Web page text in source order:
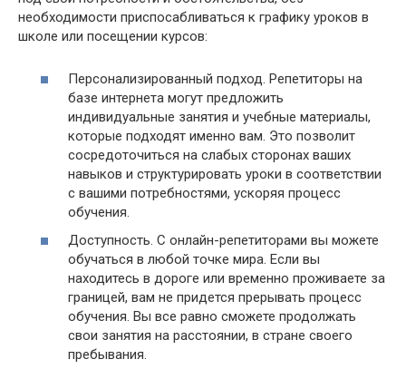
необходимости приспосабливаться к графику уроков в
школе или посещении курсов:
Персонализированный подход. Репетиторы на
базе интернета могут предложить
индивидуальные занятия и учебные материалы,
которые подходят именно вам. Это позволит
сосредоточиться на слабых сторонах ваших
навыков и структурировать уроки в соответствии
с вашими потребностями, ускоряя процесс
обучения.
Доступность. С онлайн-репетиторами вы можете
обучаться в любой точке мира. Если вы
находитесь в дороге или временно проживаете за
границей, вам не придется прерывать процесс
обучения. Вы все равно сможете продолжать
свои занятия на расстоянии, в стране своего
пребывания.